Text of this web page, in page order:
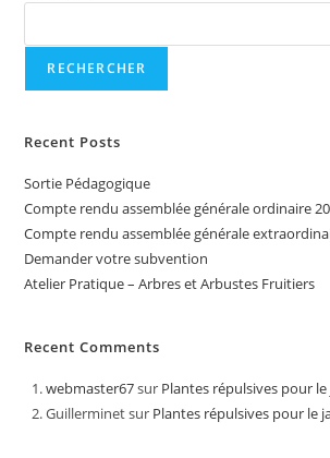
RECHERCHER
Recent Posts
Sortie Pédagogique
Compte rendu assemblée générale ordinaire
Compte rendu assemblée générale
Demander votre subvention
Atelier Pratique – Arbres et Arbustes Fruitiers
Recent Comments
webmaster67sur Plantes répulsives pour
Guillerminetsur Plantes répulsives pour le